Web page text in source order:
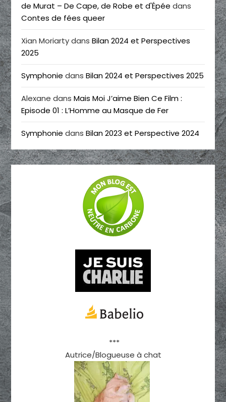
de Murat – De Cape, de Robe et d'Épée dans
Contes de fées queer
Xian MoriartydansBilan 2024 et Perspectives
2025
Symphonie dansBilan 2024 et Perspectives 2025
Alexane dansMais Moi J’aime Bien Ce Film :
Episode 01 : L’Homme au Masque de Fer
Symphonie dansBilan 2023 et Perspective 2024
***
Autrice/Blogueuse à chat